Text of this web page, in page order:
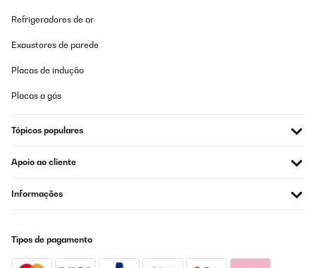
Ich bin absolut begeistert von diesem Hochbeet aus Metall! Der
Einsatz im Garten. Durch die erhöhte Bauweise ist das Arbeiten
keinerlei Rost oder andere Mängel, selbst nach starkem Regen.
Refrigeradores de ar
Exaustores de parede
Placas de indução
Placas a gás
Tópicos populares
Apoio ao cliente
Informações
Tipos de pagamento